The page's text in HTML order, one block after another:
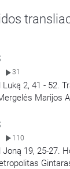
31
Luką 2, 41 - 52.
Marijos
110
Joną 19, 25-27.